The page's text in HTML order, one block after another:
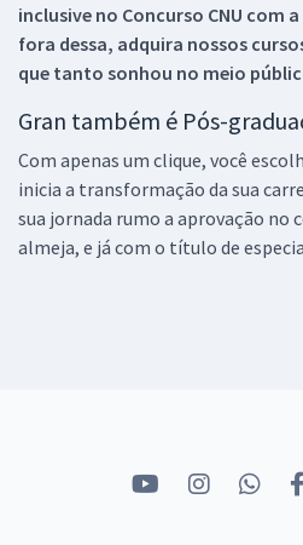
inclusive no Concurso CNU com
fora dessa, adquira nossos
que tanto sonhou no meio
Gran também é Pós-
Com apenas um clique, você
inicia a transformação da sua
sua jornada rumo a aprovação no
almeja, e já com o título de